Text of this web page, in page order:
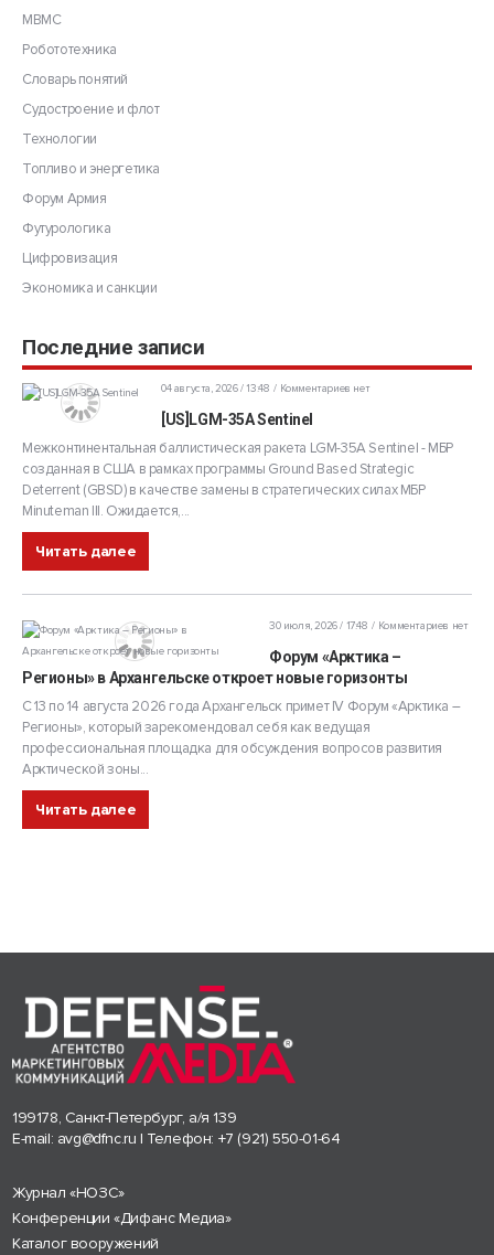
МВМС
Робототехника
Словарь понятий
Судостроение и флот
Технологии
Топливо и энергетика
Форум Армия
Футурологика
Цифровизация
Экономика и санкции
Последние записи
04 августа, 2026 / 13:48 Комментариев нет
[US]LGM-35A Sentinel
Межконтинентальная баллистическая ракета LGM-35A Sentinel - МБР
созданная в США в рамках программы Ground Based Strategic
Deterrent (GBSD) в качестве замены в стратегических силах МБР
Minuteman III. Ожидается,...
Читать далее
30 июля, 2026 / 17:48 Комментариев нет
Форум «Арктика –
Регионы» в Архангельске откроет новые горизонты
С 13 по 14 августа 2026 года Архангельск примет IV Форум «Арктика –
Регионы», который зарекомендовал себя как ведущая
профессиональная площадка для обсуждения вопросов развития
Арктической зоны...
Читать далее
199178, Санкт-Петербург, а/я 139
E-mail: avg@dfnc.ru | Телефон: +7 (921) 550-01-64
Журнал «НОЗС»
Конференции «Дифанс Медиа»
Каталог вооружений